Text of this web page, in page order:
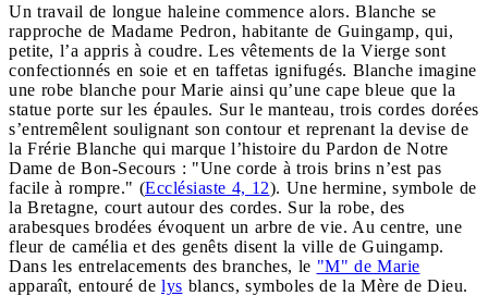
Un travail de longue haleine commence alors. Blanche se
rapproche de Madame Pedron, habitante de Guingamp, qui,
petite, l’a appris à coudre. Les vêtements de la Vierge sont
confectionnés en soie et en taffetas ignifugés. Blanche imagine
une robe blanche pour Marie ainsi qu’une cape bleue que la
statue porte sur les épaules. Sur le manteau, trois cordes dorées
s’entremêlent soulignant son contour et reprenant la devise de
la Frérie Blanche qui marque l’histoire du Pardon de Notre
Dame de Bon-Secours : "Une corde à trois brins n’est pas
facile à rompre." (Ecclésiaste 4, 12). Une hermine, symbole de
la Bretagne, court autour des cordes. Sur la robe, des
arabesques brodées évoquent un arbre de vie. Au centre, une
fleur de camélia et des genêts disent la ville de Guingamp.
Dans les entrelacements des branches, le "M" de Marie
apparaît, entouré de lys blancs, symboles de la Mère de Dieu.